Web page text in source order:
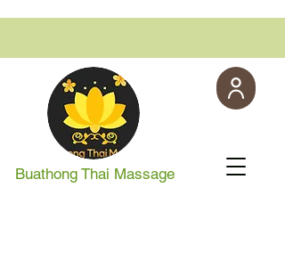
Buathong Thai Massage